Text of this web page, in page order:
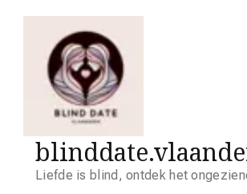
Liefde is blind, ontdek het